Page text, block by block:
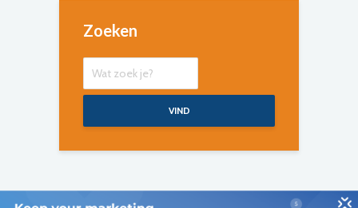
Zoeken
VIND